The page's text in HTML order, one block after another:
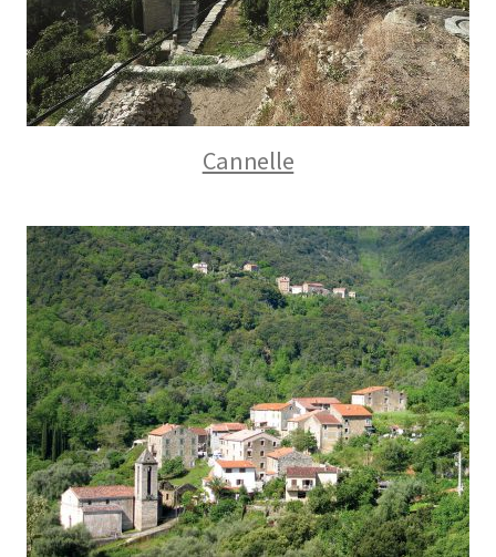
Cannelle